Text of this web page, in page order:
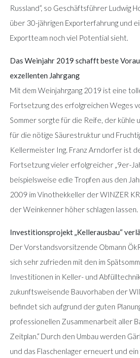
Russland“, so Geschäftsführer Ludwig
über 30-jährigen Exporterfahrung und
Exportteam noch viel Potential sieht.
Das Weinjahr 2019 schafft beste
exzellenten Jahrgang
Mit dem Weinjahrgang 2019 ist eine
Fortsetzung des erfolgreichen Weges
Sommer sorgte für die Reife, der kühle
für die nötige Säurestruktur und
Kellermeister Ing. Franz Arndorfer ist
Fortsetzung vieler erfolgreicher „9er-
beispielsweise edle Tropfen aus den
2009 im Vinothekkeller der WINZER
der Weinkenner höher schlagen lassen.
Investitionsprojekt „Kellerausbau“
Der Vorstandsvorsitzende Obmann
sich sehr zufrieden mit den im
Investitionen in Keller- und
zukunftsweisende Bauvorhaben der
befindet sich aufgrund der guten
professionellen Zusammenarbeit aller
Zeitplan.“ Durch den Umbau werden
und das Flaschenlager erneuert und